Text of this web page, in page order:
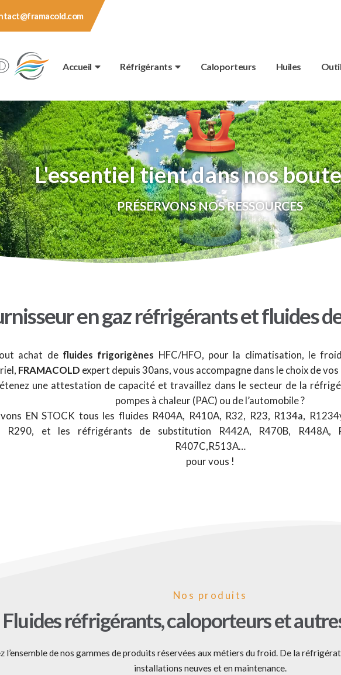
Accueil Réfrigérants Caloporteurs Huiles
L'essentiel tient dans nos
PRÉSERVONS NOS RESSOURCES
en gaz réfrigérants et fluides
achat de fluides frigorigènes HFC/HFO, pour la climatisation, le
FRAMACOLD expert depuis 30ans, vous accompagne dans le choix de
une attestation de capacité et travaillez dans le secteur de la
pompes à chaleur (PAC) ou de l’automobile ?
EN STOCK tous les fluides R404A, R410A, R32, R23, R134a,
R290, et les réfrigérants de substitution R442A, R470B, R448A,
R407C,R513A…
pour vous !
Nos produits
Fluides réfrigérants, caloporteurs et
l’ensemble de nos gammes de produits réservées aux métiers du froid. De la
installations neuves et en maintenance.